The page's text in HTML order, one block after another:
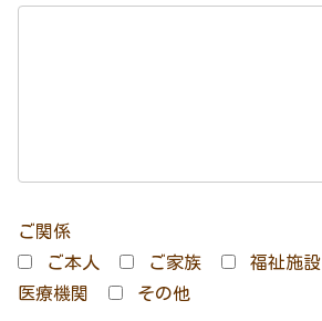
ご関係
ご本人
ご家族 福祉施設
医療機関
その他